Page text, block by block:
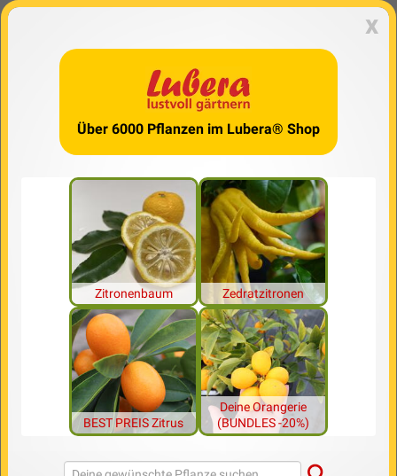
x
Über 6000 Pflanzen im Lubera® Shop
Zitronenbaum Zedratzitronen
BEST PREIS Zitrus
Deine Orangerie
(BUNDLES -20%)